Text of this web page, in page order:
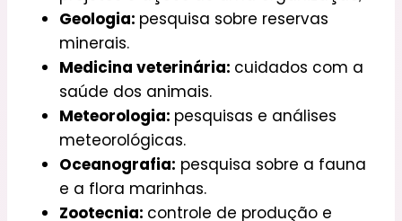
Geologia: pesquisa sobre reservas
minerais.
Medicina veterinária: cuidados com a
saúde dos animais.
Meteorologia: pesquisas e análises
meteorológicas.
Oceanografia: pesquisa sobre a fauna
e a flora marinhas.
Zootecnia: controle de produção e